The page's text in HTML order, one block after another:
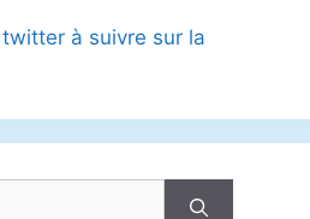
à suivre sur la